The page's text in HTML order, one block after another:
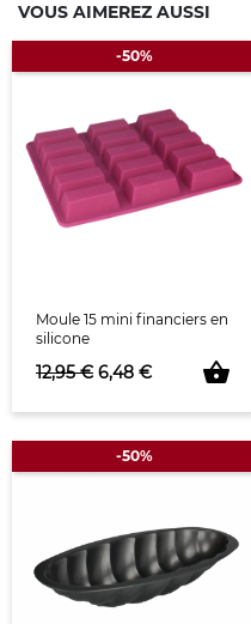
VOUS AIMEREZ AUSSI
Moule 15 mini financiers en
silicone
Prix de base
12,95 € Prix
6,48 € shopping_basket
-50%
-50%